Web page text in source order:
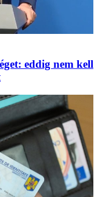
eddig nem kell